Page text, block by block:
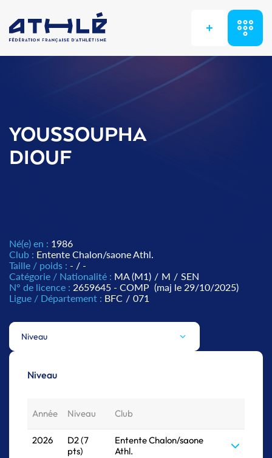
+
YOUSSOUPHA
DIOUF
Né(e) en : 1986
Club : Entente Chalon/saone Athl.
Taille / poids : - / -
Catégorie / Nationalité : MA (M1) / M / SEN
N° de licence : 2659645 - COMP (maj le 29/10/2025)
Ligue / Département : BFC / 071
Niveau
Niveau
Année Niveau Club
2026
D2 (7
pts)
Entente Chalon/saone
Athl.